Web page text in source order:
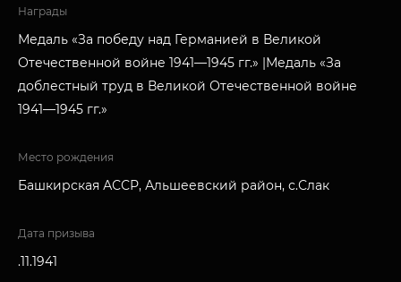
Награды
Медаль «За победу над Германией в Великой
Отечественной войне 1941—1945 гг.» |Медаль «За
доблестный труд в Великой Отечественной войне
1941—1945 гг.»
Место рождения
Башкирская АССР, Альшеевский район, с.Слак
Дата призыва
.11.1941